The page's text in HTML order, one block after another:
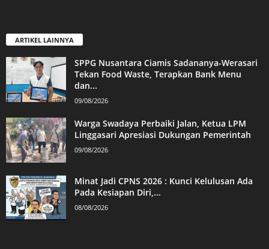
ARTIKEL LAINNYA
SPPG Nusantara Ciamis Sadananya-Werasari
Tekan Food Waste, Terapkan Bank Menu
dan...
09/08/2026
Warga Swadaya Perbaiki Jalan, Ketua LPM
Linggasari Apresiasi Dukungan Pemerintah
09/08/2026
Minat Jadi CPNS 2026 : Kunci Kelulusan Ada
Pada Kesiapan Diri,...
08/08/2026